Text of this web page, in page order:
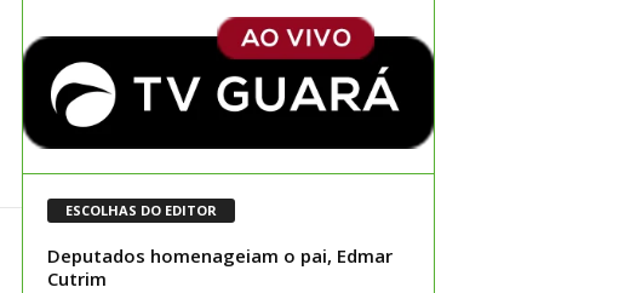
ESCOLHAS DO EDITOR
Deputados homenageiam o pai, Edmar
Cutrim